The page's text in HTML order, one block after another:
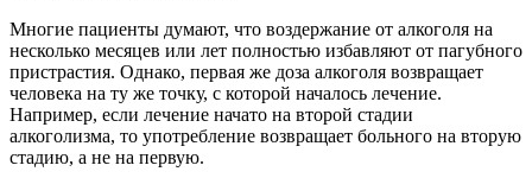
Многие пациенты думают, что воздержание от алкоголя на
несколько месяцев или лет полностью избавляют от пагубного
пристрастия. Однако, первая же доза алкоголя возвращает
человека на ту же точку, с которой началось лечение.
Например, если лечение начато на второй стадии
алкоголизма, то употребление возвращает больного на вторую
стадию, а не на первую.